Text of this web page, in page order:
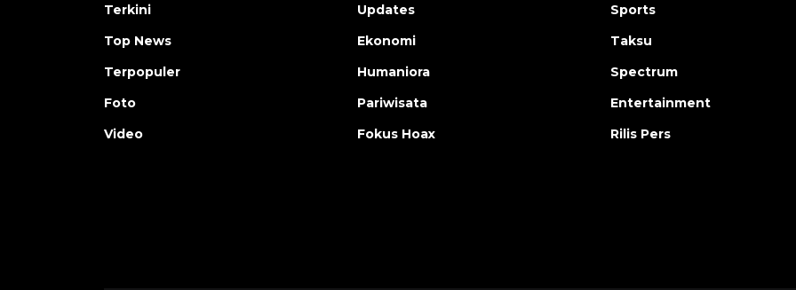
Terkini
Top News
Terpopuler
Foto
Video
Updates
Ekonomi
Humaniora
Pariwisata
Fokus Hoax
Sports
Taksu
Spectrum
Entertainment
Rilis Pers